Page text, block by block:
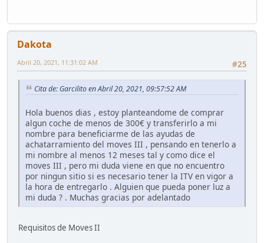
Dakota
#25
Abril 20, 2021, 11:31:02 AM
Cita de: Garcilito en Abril 20, 2021, 09:57:52 AM
Hola buenos dias , estoy planteandome de comprar
algun coche de menos de 300€ y transferirlo a mi
nombre para beneficiarme de las ayudas de
achatarramiento del moves III , pensando en tenerlo a
mi nombre al menos 12 meses tal y como dice el
moves III , pero mi duda viene en que no encuentro
por ningun sitio si es necesario tener la ITV en vigor a
la hora de entregarlo . Alguien que pueda poner luz a
mi duda ? . Muchas gracias por adelantado
Requisitos de Moves II